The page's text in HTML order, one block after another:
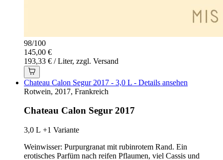
98/100
145,00 €
193,33 € / Liter, zzgl. Versand
Chateau Calon Segur 2017 - 3,0 L - Details ansehen
Rotwein, 2017, Frankreich
Chateau Calon Segur 2017
3,0 L +1 Variante
Weinwisser: Purpurgranat mit rubinrotem Rand. Ein
erotisches Parfüm nach reifen Pflaumen, viel Cassis und